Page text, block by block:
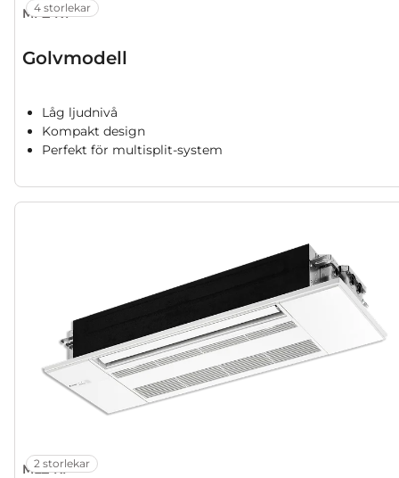
4 storlekar
MFZ-KT
Golvmodell
Låg ljudnivå
Kompakt design
Perfekt för multisplit-system
2 storlekar
MLZ-KP